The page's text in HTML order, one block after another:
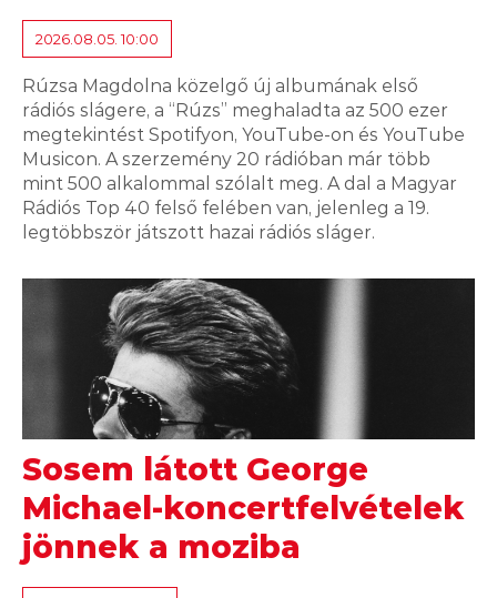
2026.08.05. 10:00
Rúzsa Magdolna közelgő új albumának első
rádiós slágere, a “Rúzs” meghaladta az 500 ezer
megtekintést Spotifyon, YouTube-on és YouTube
Musicon. A szerzemény 20 rádióban már több
mint 500 alkalommal szólalt meg. A dal a Magyar
Rádiós Top 40 felső felében van, jelenleg a 19.
legtöbbször játszott hazai rádiós sláger.
Sosem látott George
Michael-koncertfelvételek
jönnek a moziba